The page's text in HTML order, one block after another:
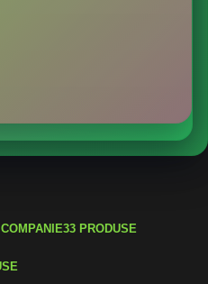
33 PRODUSE